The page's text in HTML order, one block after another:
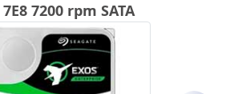
7200 rpm SATA